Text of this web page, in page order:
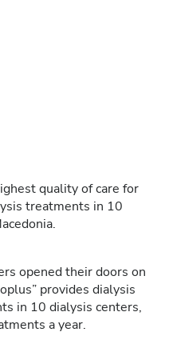
quality of care for
treatments in 10
opened their doors on
provides dialysis
in 10 dialysis centers,
a year.